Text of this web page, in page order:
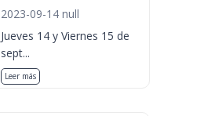
2023-09-14 null
Jueves 14 y Viernes 15 de
sept...
Leer más